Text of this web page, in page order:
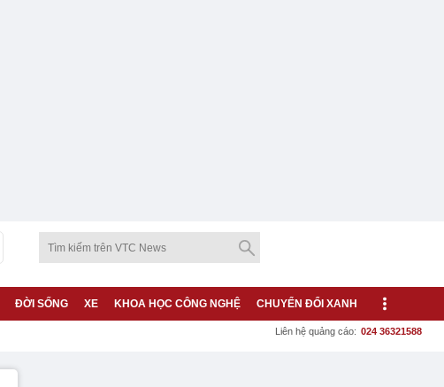
ĐỜI SỐNG XE KHOA HỌC CÔNG NGHỆ CHUYỂN ĐỔI XANH
Liên hệ quảng cáo: 024 36321588